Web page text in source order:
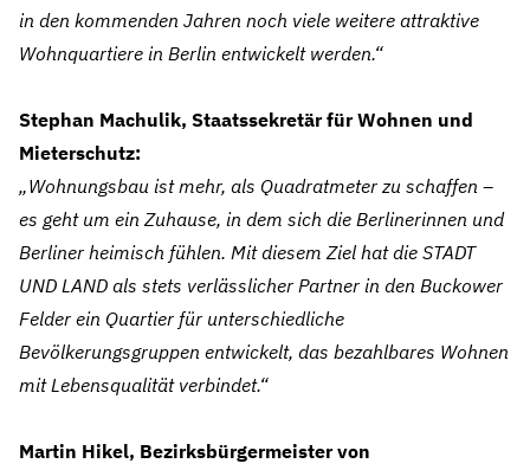
in den kommenden Jahren noch viele weitere attraktive
Wohnquartiere in Berlin entwickelt werden.“
Stephan Machulik, Staatssekretär für Wohnen und
Mieterschutz:
„Wohnungsbau ist mehr, als Quadratmeter zu schaffen –
es geht um ein Zuhause, in dem sich die Berlinerinnen und
Berliner heimisch fühlen. Mit diesem Ziel hat die STADT
UND LAND als stets verlässlicher Partner in den Buckower
Felder ein Quartier für unterschiedliche
Bevölkerungsgruppen entwickelt, das bezahlbares Wohnen
mit Lebensqualität verbindet.“
Martin Hikel, Bezirksbürgermeister von